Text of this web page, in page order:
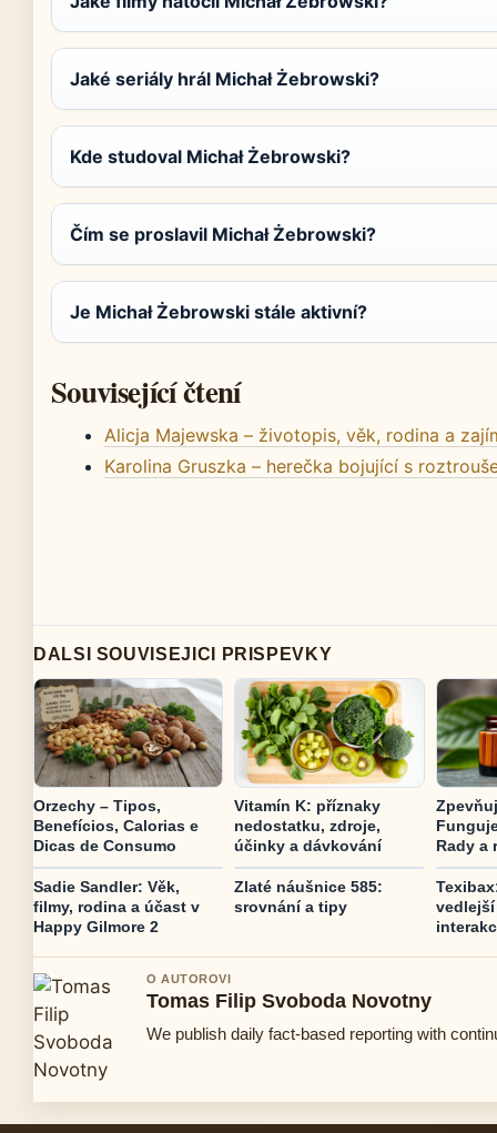
Jaké seriály hrál Michał Żebrowski?
Kde studoval Michał Żebrowski?
Čím se proslavil Michał Żebrowski?
Je Michał Żebrowski stále aktivní?
Související čtení
Alicja Majewska – životopis, věk, rodina a
Karolina Gruszka – herečka bojující s
DALSI SOUVISEJICI PRISPEVKY
Orzechy – Tipos,
Benefícios, Calorias e
Dicas de Consumo
Vitamín K: příznaky
nedostatku, zdroje,
účinky a dávkování
Rady a
Sadie Sandler: Věk,
filmy, rodina a účast v
Happy Gilmore 2
Zlaté náušnice 585:
srovnání a tipy
O AUTOROVI
Tomas Filip Svoboda Novotny
We publish daily fact-based reporting with